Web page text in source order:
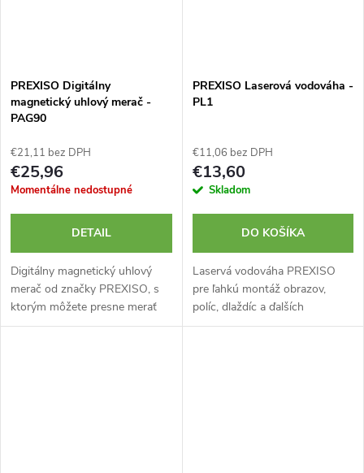
PREXISO Digitálny
magnetický uhlový merač -
PAG90
€21,11 bez DPH
€25,96
Momentálne nedostupné
DETAIL
Digitálny magnetický uhlový
merač od značky PREXISO, s
ktorým môžete presne merať
uhly takmer kdekoľvek
PREXISO Laserová vodováha -
PL1
€11,06 bez DPH
€13,60
Skladom
DO KOŠÍKA
Laservá vodováha PREXISO
pre ľahkú montáž obrazov,
políc, dlaždíc a ďalších
predmetov, ktoré musia byť